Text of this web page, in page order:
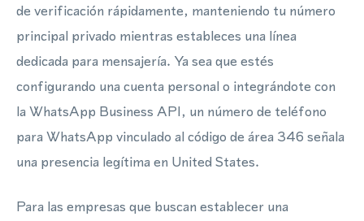
de verificación rápidamente, manteniendo tu número
principal privado mientras estableces una línea
dedicada para mensajería. Ya sea que estés
configurando una cuenta personal o integrándote con
la WhatsApp Business API, un número de teléfono
para WhatsApp vinculado al código de área 346 señala
una presencia legítima en United States.
Para las empresas que buscan establecer una